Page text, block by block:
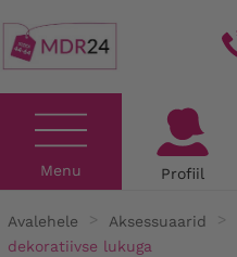
Menu Profiil
Avalehele Aksessuaarid
dekoratiivse lukuga